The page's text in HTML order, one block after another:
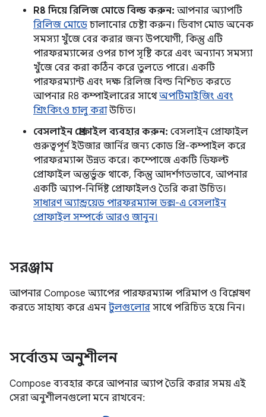
R8 দিয়ে রিলিজ মোডে বিল্ড করুন: আপনার অ্যাপটি
রিলিজ মোডে চালানোর চেষ্টা করুন। ডিবাগ মোড অনেক
সমস্যা খুঁজে বের করার জন্য উপযোগী, কিন্তু এটি
পারফরম্যান্সের ওপর চাপ সৃষ্টি করে এবং অন্যান্য সমস্যা
খুঁজে বের করা কঠিন করে তুলতে পারে। একটি
পারফরম্যান্ট এবং দক্ষ রিলিজ বিল্ড নিশ্চিত করতে
আপনার R8 কম্পাইলারের সাথেঅপটিমাইজিং এবং
শ্রিংকিংও চালু করাউচিত।
বেসলাইন প্রোফাইল ব্যবহার করুন: বেসলাইন প্রোফাইল
গুরুত্বপূর্ণ ইউজার জার্নির জন্য কোড প্রি-কম্পাইল করে
পারফরম্যান্স উন্নত করে। কম্পোজে একটি ডিফল্ট
প্রোফাইল অন্তর্ভুক্ত থাকে, কিন্তু আদর্শগতভাবে, আপনার
একটি অ্যাপ-নির্দিষ্ট প্রোফাইলও তৈরি করা উচিত।
সাধারণ অ্যান্ড্রয়েড পারফরম্যান্স ডক্স-এ বেসলাইন
প্রোফাইল সম্পর্কে আরও জানুন।
সরঞ্জাম
আপনার Compose অ্যাপের পারফরম্যান্স পরিমাপ ও বিশ্লেষণ
করতে সাহায্য করে এমন টুলগুলোর সাথে পরিচিত হয়ে নিন।
সর্বোত্তম অনুশীলন
Compose ব্যবহার করে আপনার অ্যাপ তৈরি করার সময় এই
সেরা অনুশীলনগুলো মনে রাখবেন: